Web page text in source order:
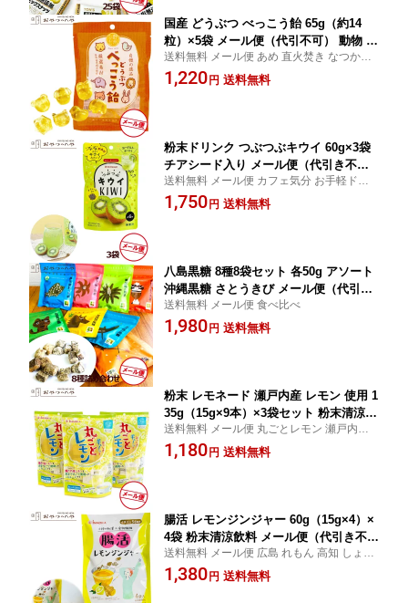
国産 どうぶつ べっこう飴 65g（約14
粒）×5袋 メール便（代引不可） 動物 ア
メ アニマル キャンディ 野洲たかむら
送料無料 メール便 あめ 直火焚き なつかし
い味
1,220 円 送料無料
粉末ドリンク つぶつぶキウイ 60g×3袋
チアシード入り メール便（代引き不
可） インスタント
送料無料 メール便 カフェ気分 お手軽ドリ
ンク スーパーフード
1,750 円 送料無料
八島黒糖 8種8袋セット 各50g アソート
沖縄黒糖 さとうきび メール便（代引き
不可）
送料無料 メール便 食べ比べ
1,980 円 送料無料
粉末 レモネード 瀬戸内産 レモン 使用 1
35g（15g×9本）×3袋セット 粉末清涼飲
料 メール便（代引き不可）
送料無料 メール便 丸ごとレモン 瀬戸内ブ
ランド認定商品
1,180 円 送料無料
腸活 レモンジンジャー 60g（15g×4）×
4袋 粉末清涼飲料 メール便（代引き不
可） レモン 生姜 しょうが
送料無料 メール便 広島 れもん 高知 しょう
が
1,380 円 送料無料